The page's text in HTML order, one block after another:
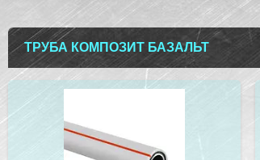
ТРУБА КОМПОЗИТ БАЗАЛЬТ